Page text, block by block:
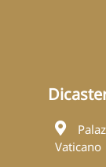
Vaticano